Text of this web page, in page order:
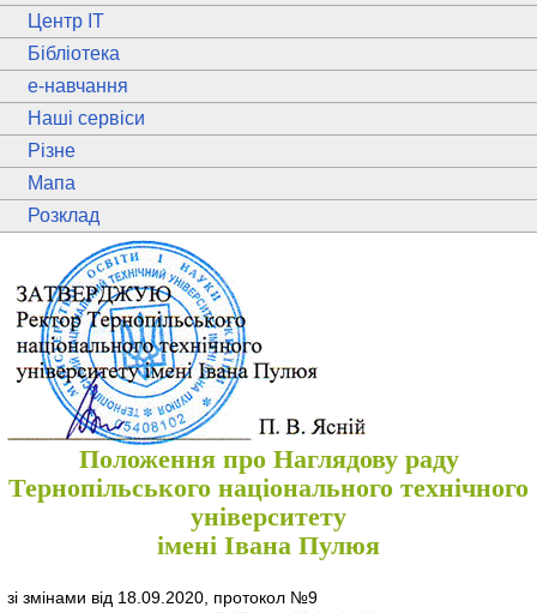
Центр ІТ
Бібліотека
e-навчання
Наші сервіси
Різне
Мапа
Розклад
Положення про Наглядову раду
Тернопільського національного технічного
університету
імені Івана Пулюя
зі змінами від 18.09.2020, протокол №9